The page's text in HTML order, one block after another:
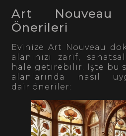
Art Nouveau
Önerileri
Evinize Art Nouveau
alanınızı zarif,
hale getirebilir. İşte bu
alanlarında nasıl
dair öneriler: